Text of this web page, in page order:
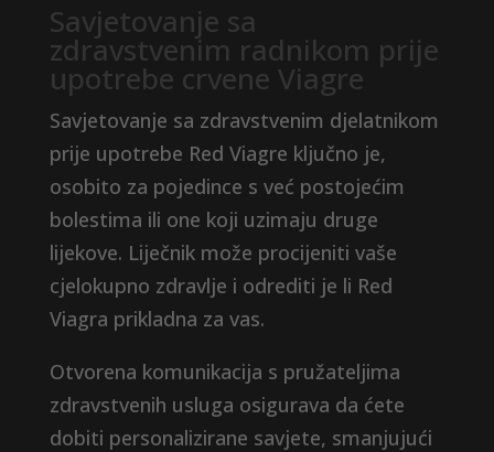
Savjetovanje sa
zdravstvenim radnikom prije
upotrebe crvene Viagre
Savjetovanje sa zdravstvenim djelatnikom
prije upotrebe Red Viagre ključno je,
osobito za pojedince s već postojećim
bolestima ili one koji uzimaju druge
lijekove. Liječnik može procijeniti vaše
cjelokupno zdravlje i odrediti je li Red
Viagra prikladna za vas.
Otvorena komunikacija s pružateljima
zdravstvenih usluga osigurava da ćete
dobiti personalizirane savjete, smanjujući